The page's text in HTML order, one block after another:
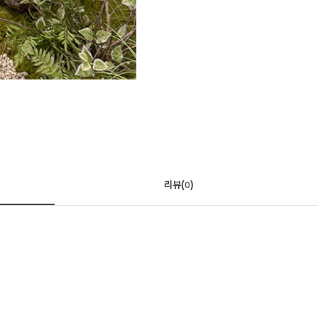
리뷰(0)